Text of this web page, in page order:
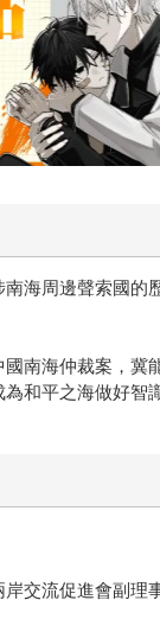
海周邊聲索國的
南海仲裁案，冀
和平之海做好智
交流促進會副理